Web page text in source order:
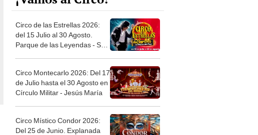
Circo de las Estrellas 2026:
del 15 Julio al 30 Agosto.
Parque de las Leyendas - San
Circo Montecarlo 2026: Del 17
de Julio hasta el 30 Agosto en
Círculo Militar - Jesús María
Circo Místico Condor 2026:
Del 25 de Junio. Explanada